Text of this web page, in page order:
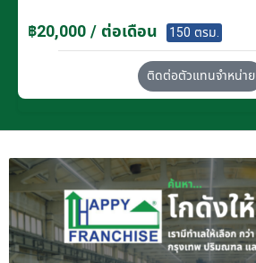
฿20,000 / ต่อเดือน 150 ตรม.
ติดต่อตัวแทนจำหน่าย